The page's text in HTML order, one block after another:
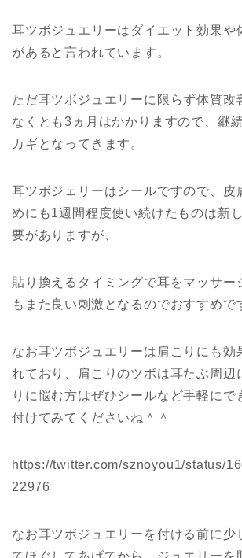
耳ツボジュエリーはダイエット効果や
があると言われています。
ただ耳ツボジュエリーに限らず体質改
なくとも3ヵ月はかかりますので、継
カギとなってきます。
耳ツボジェリーはシールですので、皮
めにも1週間程度使い続けたものは新
要がありますが、
貼り換えるタイミングで耳をマッサー
もまた良い刺激となるのでおすすめで
なお耳ツボジュエリーは肩こりにも効
れており、肩こりのツボは耳たぶ周辺
りに悩む方はぜひシールなど手軽にで
付けてみてくださいね＾＾
https://twitter.com/sznoyou1/status/
22976
なお耳ツボジュエリーを付ける前に少